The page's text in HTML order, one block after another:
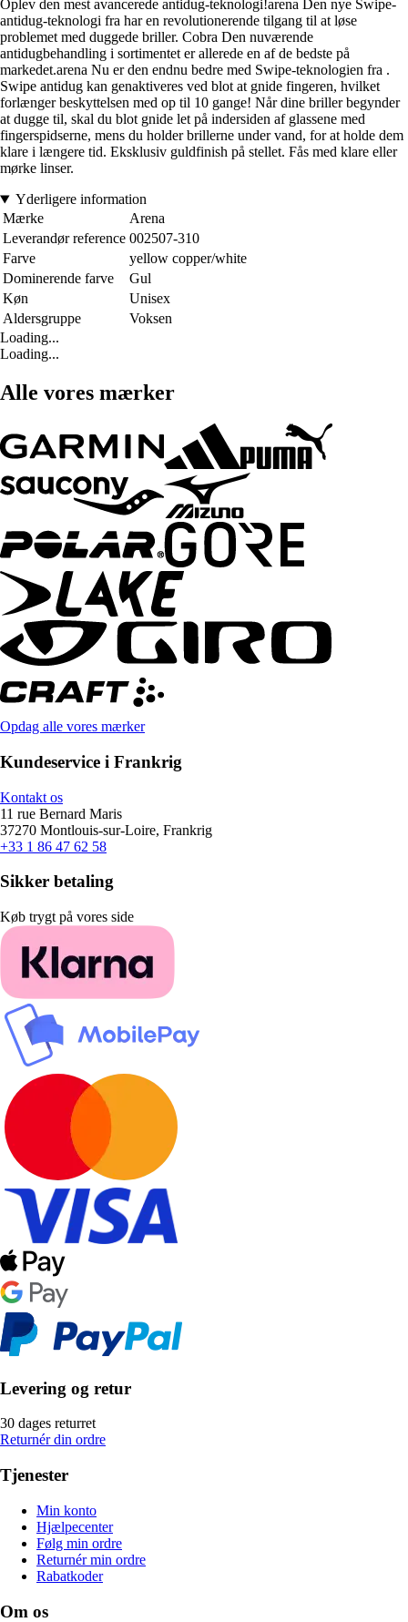
Oplev den mest avancerede antidug-teknologi!arena Den nye Swipe-
antidug-teknologi fra har en revolutionerende tilgang til at løse
problemet med duggede briller. Cobra Den nuværende
antidugbehandling i sortimentet er allerede en af de bedste på
markedet.arena Nu er den endnu bedre med Swipe-teknologien fra .
Swipe antidug kan genaktiveres ved blot at gnide fingeren, hvilket
forlænger beskyttelsen med op til 10 gange! Når dine briller begynder
at dugge til, skal du blot gnide let på indersiden af glassene med
fingerspidserne, mens du holder brillerne under vand, for at holde dem
klare i længere tid. Eksklusiv guldfinish på stellet. Fås med klare eller
mørke linser.
Yderligere information
Mærke
Arena
Leverandør reference 002507-310
Farve
yellow copper/white
Dominerende farve
Gul
Køn
Unisex
Aldersgruppe
Voksen
Loading...
Loading...
Alle vores mærker
Opdag alle vores mærker
Kundeservice i Frankrig
Kontakt os
11 rue Bernard Maris
37270 Montlouis-sur-Loire, Frankrig
+33 1 86 47 62 58
Sikker betaling
Køb trygt på vores side
Levering og retur
30 dages returret
Returnér din ordre
Tjenester
Min konto
Hjælpecenter
Følg min ordre
Returnér min ordre
Rabatkoder
Om os